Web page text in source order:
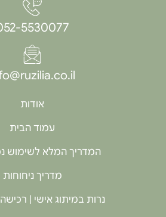
5530077
אודות
עמוד הבית
המדריך המלא לשימוש
מדריך ניחוחות
נרות במיתוג אישי |